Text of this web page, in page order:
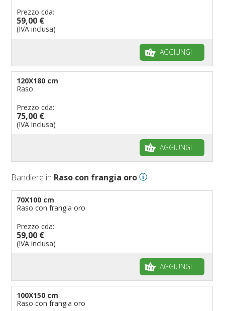
Prezzo cda:
59,00 €
(IVA inclusa)
AGGIUNGI
120X180 cm
Raso
Prezzo cda:
75,00 €
(IVA inclusa)
AGGIUNGI
Bandiere in Raso con frangia oro
70X100 cm
Raso con frangia oro
Prezzo cda:
59,00 €
(IVA inclusa)
AGGIUNGI
100X150 cm
Raso con frangia oro